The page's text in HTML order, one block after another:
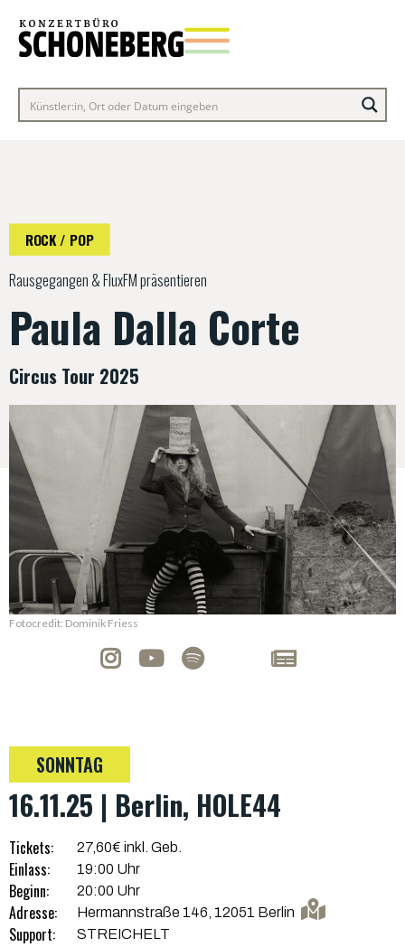
ROCK / POP
Rausgegangen & FluxFM präsentieren
Paula Dalla Corte
Circus Tour 2025
Fotocredit: Dominik Friess
SONNTAG
16.11.25 | Berlin, HOLE44
Tickets: 27,60€ inkl. Geb.
Einlass: 19:00 Uhr
Beginn: 20:00 Uhr
Adresse: Hermannstraße 146, 12051 Berlin
Support: STREICHELT